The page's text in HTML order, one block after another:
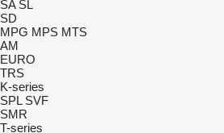
SA SL
SD
MPG MPS MTS
AM
EURO
TRS
K-series
SPL SVF
SMR
T-series